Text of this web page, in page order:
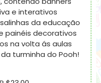
e interativos
da educação
painéis decorativos
na volta ás aulas
turminha do Pooh!